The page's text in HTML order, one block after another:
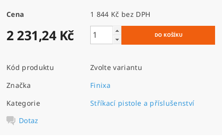
Cena 1 844 Kč bez DPH
2 231,24 Kč
Kód produktu
Zvolte variantu
Značka
Finixa
Kategorie
Stříkací pistole a příslušenství
Dotaz